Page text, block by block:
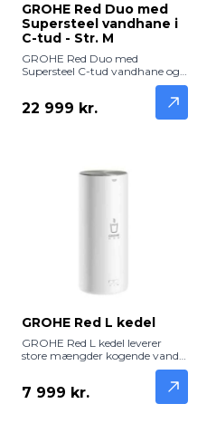
GROHE Red Duo med
Supersteel vandhane i
C-tud - Str. M
GROHE Red Duo med
Supersteel C-tud vandhane og
Str. M leverer både frisk filtreret
vand og kogende vand direkte
fra hanen. Robust og elegant
22 999 kr.
GROHE Red L kedel
GROHE Red L kedel leverer
store mængder kogende vand
hvor der er brug for effektivitet,
7 999 kr.